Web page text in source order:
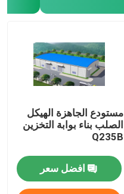
مستودع الجاهزة الهيكل
الصلب بناء بوابة التخزين
Q235B
افضل سعر